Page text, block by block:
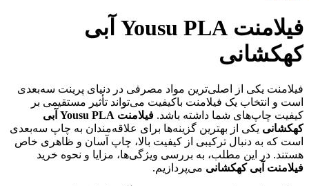
فیلامنت Yousu PLA آبی
کهکشانی
فیلامنت یکی از اصلی‌ترین مواد مصرفی در دنیای پرینت سه‌بعدی
است و انتخاب یک فیلامنت باکیفیت می‌تواند تأثیر مستقیمی بر
کیفیت چاپ‌های شما داشته باشد.
فیلامنت Yousu PLA آبی
کهکشانی یکی از بهترین گزینه‌ها برای علاقه‌مندان به چاپ سه‌بعدی
است که به دنبال ترکیبی از کیفیت بالا، چاپ آسان و ظاهری خاص
هستند. در این مطلب، به بررسی ویژگی‌ها، مزایا و نحوه خرید
فیلامنت آبی کهکشانی می‌پردازیم.